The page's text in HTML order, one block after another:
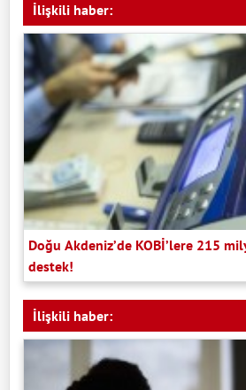
İlişkili haber:
Doğu Akdeniz’de KOBİ’lere 215
destek!
İlişkili haber: